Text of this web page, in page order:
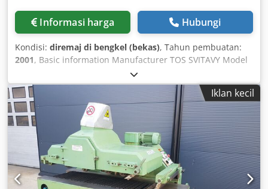
Informasi harga Hubungi
Kondisi: diremaj di bengkel (bekas), Tahun pembuatan:
2001, Basic information Manufacturer TOS SVITAVY Model
PKSN 32 B Category Multi-blade Saws Shipping Delivery
Codpehixkhsfx Ahtjha to be agreed Semesters technical
parameters Maximum working width #### mm 400
Machine with simultaneous transport and processing of
workpieces Machine with CE mark Used machine Minimum
working length #### mm 330 Motor power #### kW 55
Supply voltage #### V 380-400 Protective devices
Completely refurbished Electrically controlled adjustments
Technically operational Excellent condition Spindle
diameter #### mm 70 With a single tool spindle Equipped
Iklan kecil